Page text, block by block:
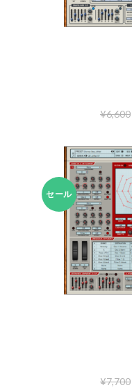
¥6,600
セール
¥7,700